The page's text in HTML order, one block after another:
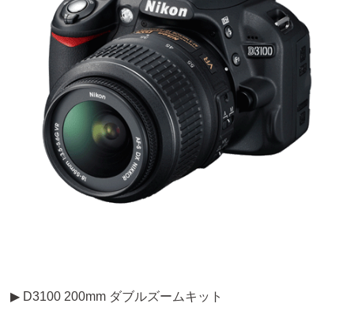
▶ D3100 200mm ダブルズームキット